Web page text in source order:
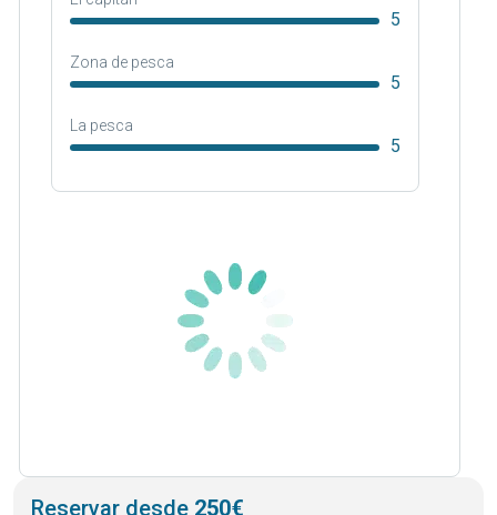
5
Zona de pesca
5
La pesca
5
Reservar desde 250€